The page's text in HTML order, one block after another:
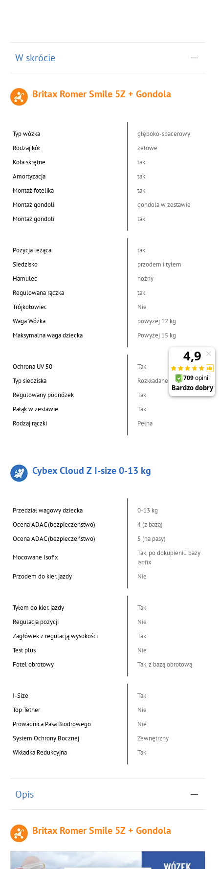
W skrócie
Britax Romer Smile 5Z + Gondola
Typ wózka
głęboko-spacerowy
Rodzaj kół
żelowe
Koła skrętne
tak
Amortyzacja
tak
Montaż fotelika
tak
Montaż gondoli
gondola w zestawie
Montaż gondoli
tak
Pozycja leżąca
tak
Siedzisko
przodem i tyłem
Hamulec
nożny
Regulowana rączka
tak
Trójkołowiec
Nie
Waga Wózka
powyżej 12 kg
Maksymalna waga dziecka
Powyżej 15 kg
Ochrona UV 50
Tak
Typ siedziska
Rozkładane
Regulowany podnóżek
Tak
Pałąk w zestawie
Tak
Rodzaj rączki
Pełna
Cybex Cloud Z I-size 0-13 kg
Przedział wagowy dziecka
0-13 kg
Ocena ADAC (bezpieczeństwo)
4 (z bazą)
Ocena ADAC (bezpieczeństwo)
5 (na pasy)
Mocowane Isofix
Tak, po dokupieniu bazy
isofix
Przodem do kier. jazdy
Nie
Tyłem do kier. jazdy
Tak
Regulacja pozycji
Nie
Zagłówek z regulacją wysokości
Tak
Test plus
Nie
Fotel obrotowy
Tak, z bazą obrotową
I-Size
Tak
Top Tether
Nie
Prowadnica Pasa Biodrowego
Nie
System Ochrony Bocznej
Zewnętrzny
Wkładka Redukcyjna
Tak
Opis
Britax Romer Smile 5Z + Gondola